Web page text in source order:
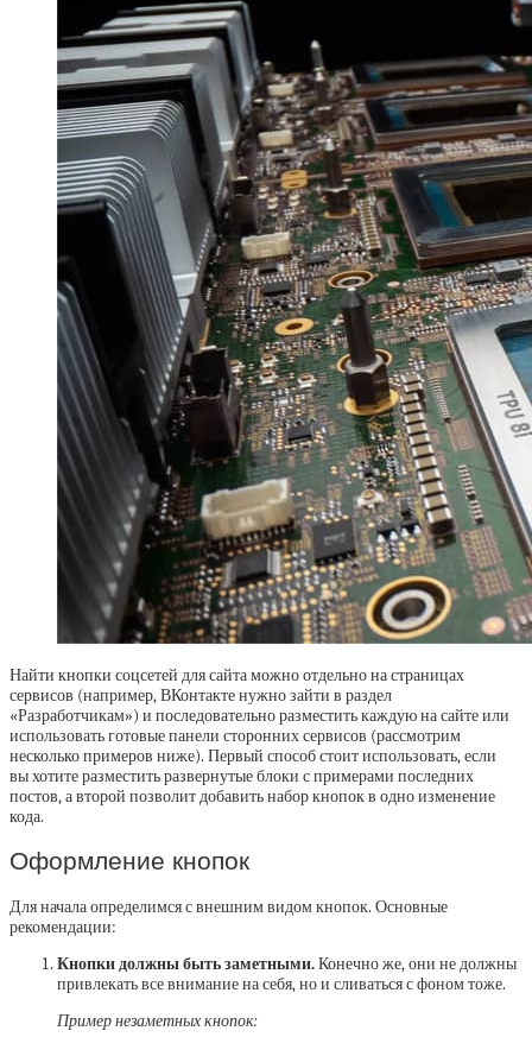
Найти кнопки соцсетей для сайта можно отдельно на страницах
сервисов (например, ВКонтакте нужно зайти в раздел
«Разработчикам») и последовательно разместить каждую на сайте или
использовать готовые панели сторонних сервисов (рассмотрим
несколько примеров ниже). Первый способ стоит использовать, если
вы хотите разместить развернутые блоки с примерами последних
постов, а второй позволит добавить набор кнопок в одно изменение
кода.
Оформление кнопок
Для начала определимся с внешним видом кнопок. Основные
рекомендации:
Кнопки должны быть заметными.Конечно же, они не должны
привлекать все внимание на себя, но и сливаться с фоном тоже.
Пример незаметных кнопок: